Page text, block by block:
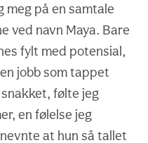
meg på en samtale
ved navn Maya. Bare
fylt med potensial,
jobb som tappet
følte jeg
en følelse jeg
at hun så tallet